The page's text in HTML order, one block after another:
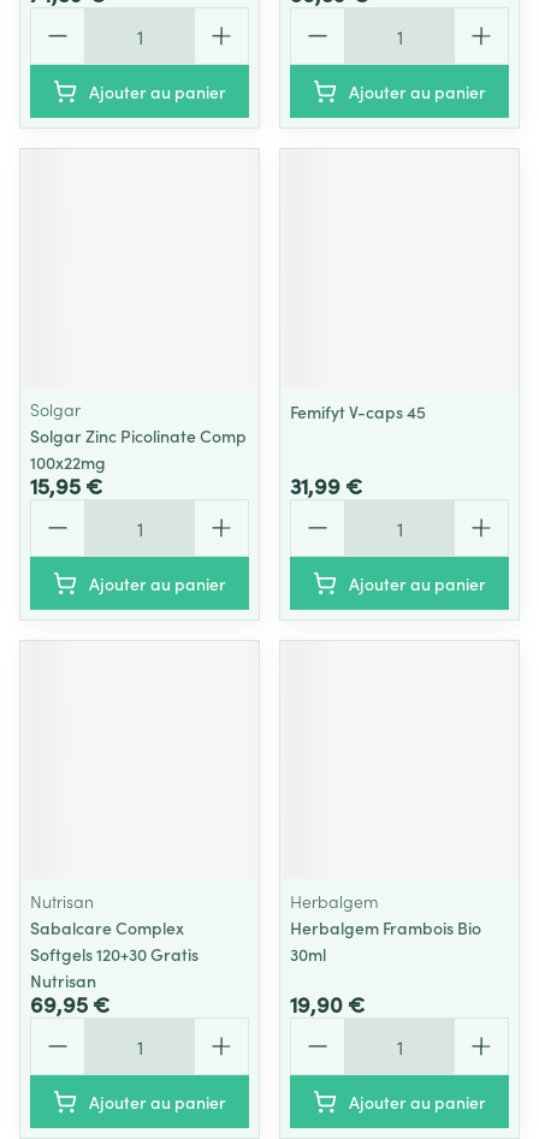
Ajouter au panier Ajouter au panier
Solgar
Solgar Zinc Picolinate Comp
100x22mg
15,95 €
Ajouter au panier
Femifyt V-caps 45
31,99 €
Ajouter au panier
Nutrisan
Sabalcare Complex
Softgels 120+30 Gratis
Nutrisan
69,95 €
Ajouter au panier
Herbalgem
Herbalgem Frambois Bio
30ml
19,90 €
Ajouter au panier